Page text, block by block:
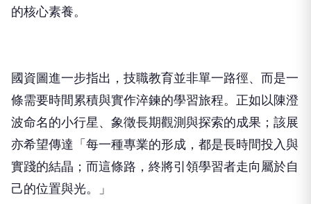
的核心素養。
國資圖進一步指出，技職教育並非單一路徑、而是一
條需要時間累積與實作淬鍊的學習旅程。正如以陳澄
波命名的小行星、象徵長期觀測與探索的成果；該展
亦希望傳達「每一種專業的形成，都是長時間投入與
實踐的結晶；而這條路，終將引領學習者走向屬於自
己的位置與光。」